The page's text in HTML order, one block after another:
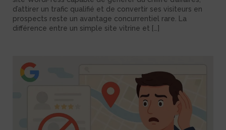
d’attirer un trafic qualifié et de convertir ses visiteurs en
prospects reste un avantage concurrentiel rare. La
différence entre un simple site vitrine et […]